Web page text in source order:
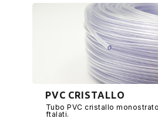
PVC CRISTALLO
Tubo PVC cristallo
ftalati.